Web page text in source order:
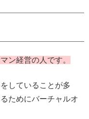
ン経営の人です。
していることが多
ためにバーチャルオ